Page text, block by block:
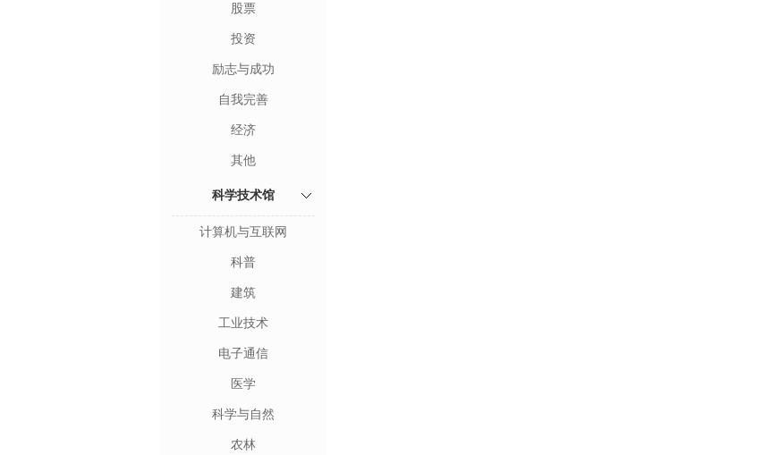
股票
投资
励志与成功
自我完善
经济
其他
科学技术馆
计算机与互联网
科普
建筑
工业技术
电子通信
医学
科学与自然
农林